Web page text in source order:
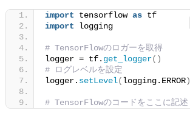
import tensorflow as tf
import logging
# TensorFlowのロガーを取得
logger = tf. get_logger()
# ログレベルを設定
logger. setLevel(logging.ERROR)
# TensorFlowのコードをここに記述